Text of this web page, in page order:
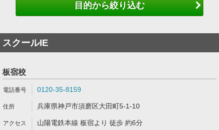
目的から絞り込む
スクールIE
板宿校
0120-35-8159
兵庫県神戸市須磨区大田町5-1-10
山陽電鉄本線 板宿より 徒歩 約6分